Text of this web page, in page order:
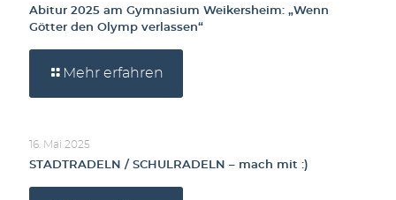
Abitur 2025 am Gymnasium Weikersheim: „Wenn
Götter den Olymp verlassen“
Mehr erfahren
16. Mai 2025
STADTRADELN / SCHULRADELN – mach mit :)